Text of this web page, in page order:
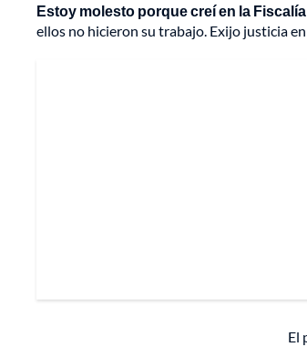
Estoy molesto porque creí en la
ellos no hicieron su trabajo. Exijo justicia
El